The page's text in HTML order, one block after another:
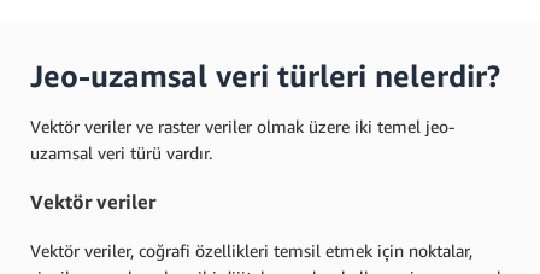
Jeo-uzamsal veri türleri nelerdir?
Vektör veriler ve raster veriler olmak üzere iki temel jeo-
uzamsal veri türü vardır.
Vektör veriler
Vektör veriler, coğrafi özellikleri temsil etmek için noktalar,